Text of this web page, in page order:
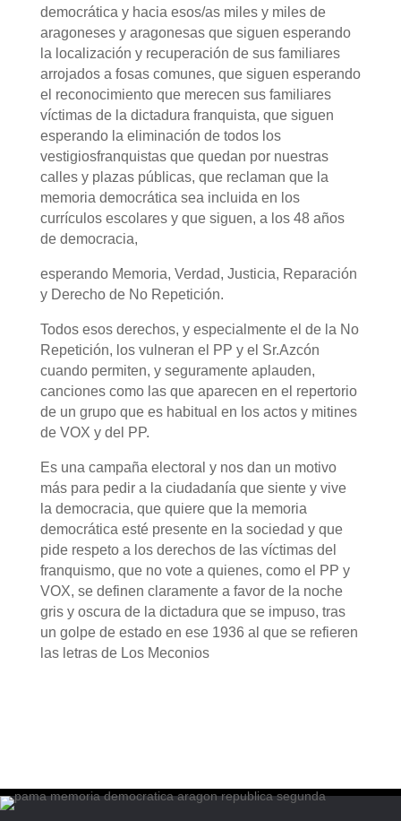
democrática y hacia esos/as miles y miles de
aragoneses y aragonesas que siguen esperando
la localización y recuperación de sus familiares
arrojados a fosas comunes, que siguen esperando
el reconocimiento que merecen sus familiares
víctimas de la dictadura franquista, que siguen
esperando la eliminación de todos los
vestigiosfranquistas que quedan por nuestras
calles y plazas públicas, que reclaman que la
memoria democrática sea incluida en los
currículos escolares y que siguen, a los 48 años
de democracia,
esperando Memoria, Verdad, Justicia, Reparación
y Derecho de No Repetición.
Todos esos derechos, y especialmente el de la No
Repetición, los vulneran el PP y el Sr.Azcón
cuando permiten, y seguramente aplauden,
canciones como las que aparecen en el repertorio
de un grupo que es habitual en los actos y mitines
de VOX y del PP.
Es una campaña electoral y nos dan un motivo
más para pedir a la ciudadanía que siente y vive
la democracia, que quiere que la memoria
democrática esté presente en la sociedad y que
pide respeto a los derechos de las víctimas del
franquismo, que no vote a quienes, como el PP y
VOX, se definen claramente a favor de la noche
gris y oscura de la dictadura que se impuso, tras
un golpe de estado en ese 1936 al que se refieren
las letras de Los Meconios